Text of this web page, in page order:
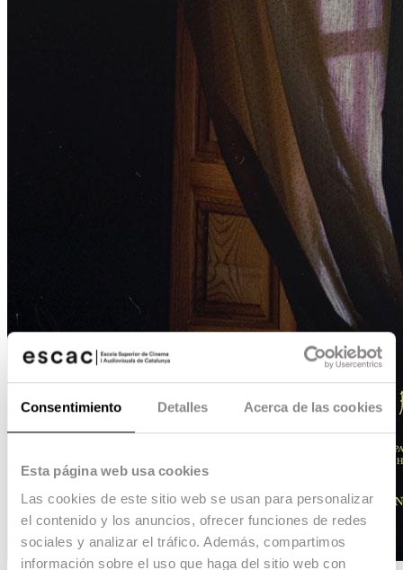
Consentimiento Detalles Acerca de las cookies
Esta página web usa cookies
Las cookies de este sitio web se usan para personalizar
el contenido y los anuncios, ofrecer funciones de redes
sociales y analizar el tráfico. Además, compartimos
información sobre el uso que haga del sitio web con